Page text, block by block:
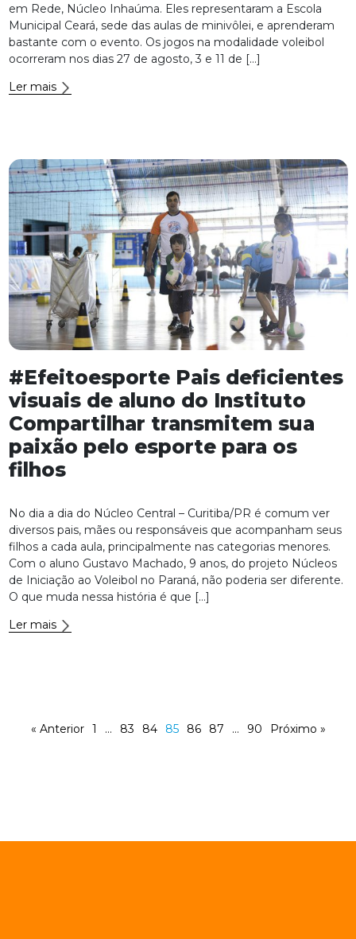
em Rede, Núcleo Inhaúma. Eles representaram a Escola
Municipal Ceará, sede das aulas de minivôlei, e aprenderam
bastante com o evento. Os jogos na modalidade voleibol
ocorreram nos dias 27 de agosto, 3 e 11 de […]
Ler mais
#Efeitoesporte Pais deficientes
visuais de aluno do Instituto
Compartilhar transmitem sua
paixão pelo esporte para os
filhos
No dia a dia do Núcleo Central – Curitiba/PR é comum ver
diversos pais, mães ou responsáveis que acompanham seus
filhos a cada aula, principalmente nas categorias menores.
Com o aluno Gustavo Machado, 9 anos, do projeto Núcleos
de Iniciação ao Voleibol no Paraná, não poderia ser diferente.
O que muda nessa história é que […]
Ler mais
« Anterior 1 … 83 84 85 86 87 … 90 Próximo »